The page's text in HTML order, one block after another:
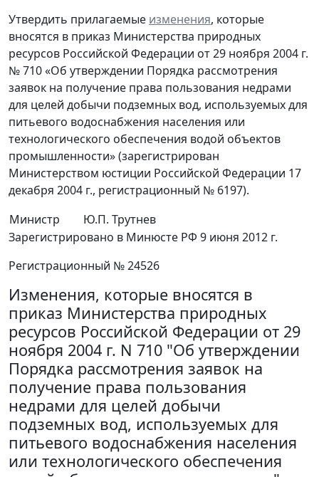
Утвердить прилагаемые изменения, которые
вносятся в приказ Министерства природных
ресурсов Российской Федерации от 29 ноября 2004 г.
№ 710 «Об утверждении Порядка рассмотрения
заявок на получение права пользования недрами
для целей добычи подземных вод, используемых для
питьевого водоснабжения населения или
технологического обеспечения водой объектов
промышленности» (зарегистрирован
Министерством юстиции Российской Федерации 17
декабря 2004 г., регистрационный № 6197).
Министр
Ю.П. Трутнев
Зарегистрировано в Минюсте РФ 9 июня 2012 г.
Регистрационный № 24526
Изменения, которые вносятся в
приказ Министерства природных
ресурсов Российской Федерации от 29
ноября 2004 г. N 710 "Об утверждении
Порядка рассмотрения заявок на
получение права пользования
недрами для целей добычи
подземных вод, используемых для
питьевого водоснабжения населения
или технологического обеспечения